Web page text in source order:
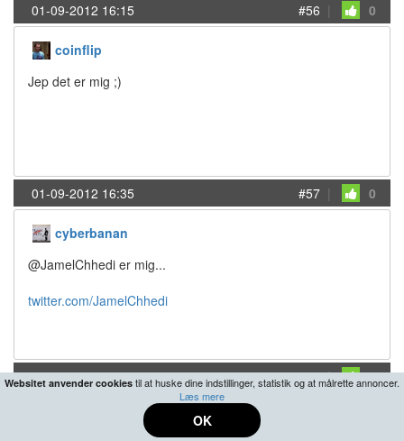
01-09-2012 16:15 #56 | 0
coinflip
Jep det er mig ;)
01-09-2012 16:35 #57 | 0
cyberbanan
@JamelChhedi er mig...
twitter.com/JamelChhedi
01-09-2012 16:49 #58 | 2
Websitet anvender cookies til at huske dine indstillinger, statistik og at målrette annoncer.
Læs mere
OK